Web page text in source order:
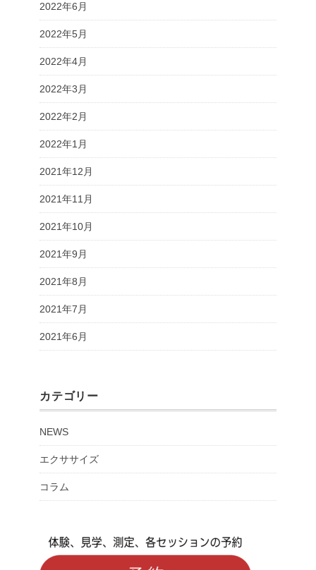
2022年6月
2022年5月
2022年4月
2022年3月
2022年2月
2022年1月
2021年12月
2021年11月
2021年10月
2021年9月
2021年8月
2021年7月
2021年6月
カテゴリー
NEWS
エクササイズ
コラム